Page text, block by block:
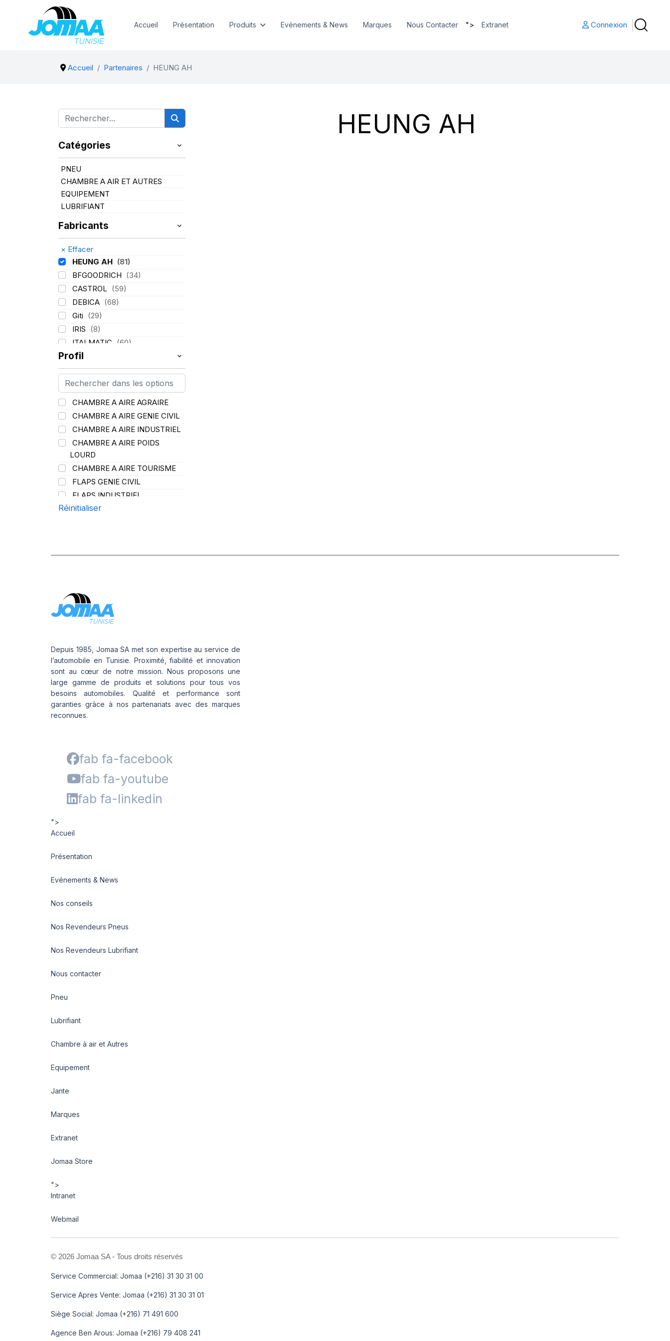
Accueil Présentation Produits Evénements & News Marques Nous Contacter "> Extranet Connexion
Accueil Partenaires HEUNG AH
Catégories
PNEU
CHAMBRE A AIR ET AUTRES
EQUIPEMENT
LUBRIFIANT
Fabricants
× Effacer
HEUNG AH (81)
BFGOODRICH (34)
CASTROL (59)
DEBICA (68)
Giti (29)
IRIS (8)
ITALMATIC (60)
KLEBER
LASSA (174)
LING LONG (152)
PROMETEON
SCHRADER
(24)
SIOC (23)
SPEEDWAYS (64)
STICA (3)
Profil
CHAMBRE A AIRE AGRAIRE
CHAMBRE A AIRE GENIE CIVIL
CHAMBRE A AIRE INDUSTRIEL
CHAMBRE A AIRE POIDS
LOURD
CHAMBRE A AIRE TOURISME
FLAPS GENIE CIVIL
FLAPS INDUSTRIEL
FLAPS POIDS LOURD
Réinitialiser
HEUNG AH
Depuis 1985, Jomaa SA met son expertise au service de
l’automobile en Tunisie. Proximité, fiabilité et innovation
sont au cœur de notre mission. Nous proposons une
large gamme de produits et solutions pour tous vos
besoins automobiles. Qualité et performance sont
garanties grâce à nos partenariats avec des marques
reconnues.
fab fa-facebook
fab fa-youtube
fab fa-linkedin
">
Accueil
Présentation
Evénements & News
Nos conseils
Nos Revendeurs Pneus
Nos Revendeurs Lubrifiant
Nous contacter
Pneu
Lubrifiant
Chambre à air et Autres
Equipement
Jante
Marques
Extranet
Jomaa Store
">
Intranet
Webmail
© 2026 Jomaa SA - Tous droits réservés
Service Commercial: Jomaa (+216) 31 30 31 00
Service Apres Vente: Jomaa (+216) 31 30 31 01
Siège Social: Jomaa (+216) 71 491 600
Agence Ben Arous: Jomaa (+216) 79 408 241